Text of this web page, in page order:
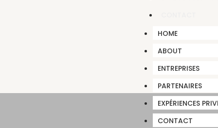
HOME
ABOUT
ENTREPRISES
PARTENAIRES
EXPÉRIENCES
CONTACT